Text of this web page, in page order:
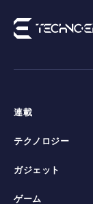
連載
テクノロジー
ガジェット
ゲーム